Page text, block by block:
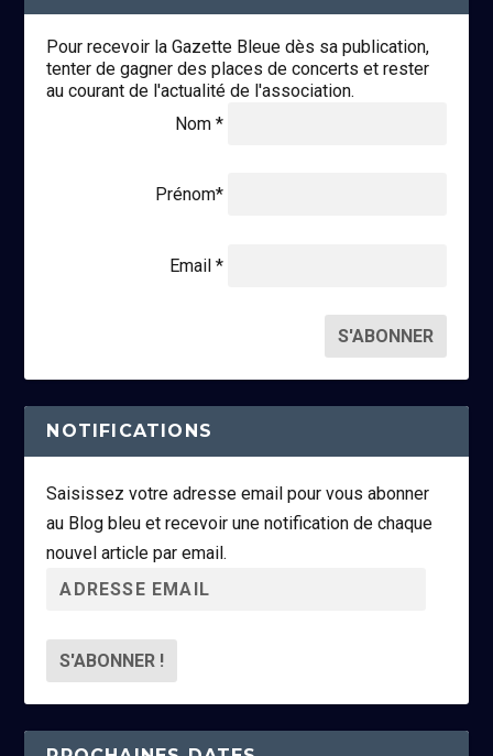
Pour recevoir la Gazette Bleue dès sa publication,
tenter de gagner des places de concerts et rester
au courant de l'actualité de l'association.
Nom *
Prénom*
Email *
NOTIFICATIONS
Saisissez votre adresse email pour vous abonner
au Blog bleu et recevoir une notification de chaque
nouvel article par email.
r
s
s